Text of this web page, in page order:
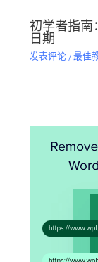
初学者指
日期
发表评论 /最佳